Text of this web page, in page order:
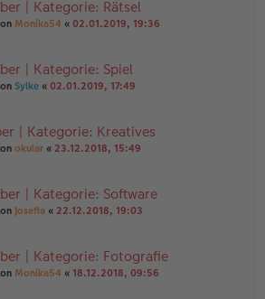
| Kategorie: Rätsel
Monika54 « 02.01.2019, 19:36
| Kategorie: Spiel
Sylke « 02.01.2019, 17:49
| Kategorie: Kreatives
okular « 23.12.2018, 15:49
| Kategorie: Software
Josefia « 22.12.2018, 19:03
| Kategorie: Fotografie
Monika54 « 18.12.2018, 09:56